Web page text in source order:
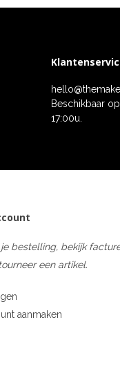
Beschikbaar
17:00u.
bestelling, bekijk
een artikel.
aanmaken